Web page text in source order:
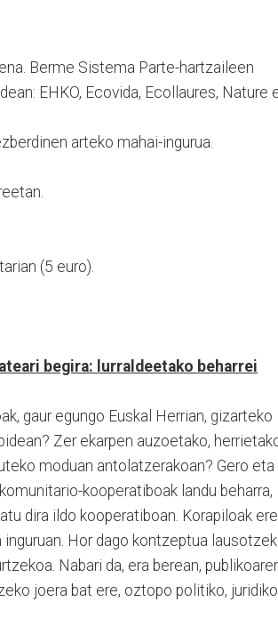
Berme Sistema Parte-hartzaileen
EHKO, Ecovida, Ecollaures, Nature
arteko mahai-ingurua.
(5 euro).
begira: lurraldeetako beharrei
gaur egungo Euskal Herrian, gizarteko
Zer ekarpen auzoetako,
moduan antolatzerakoan? Gero eta
kooperatiboak landu beharra,
dira ildo kooperatiboan. Korapiloak ere
Hor dago kontzeptua
Nabari da, era berean,
joera bat ere, oztopo politiko, juridiko